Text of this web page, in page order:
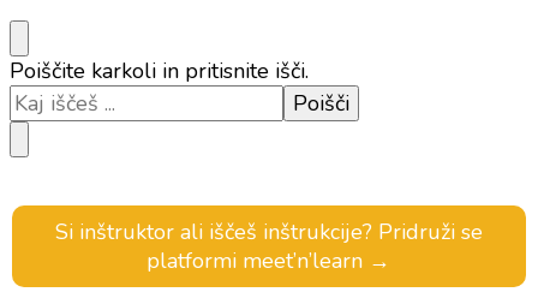
Iščeš
kaj?
Poiščite karkoli in pritisnite išči.
Si inštruktor ali iščeš inštrukcije? Pridruži se
platformi meet’n’learn →